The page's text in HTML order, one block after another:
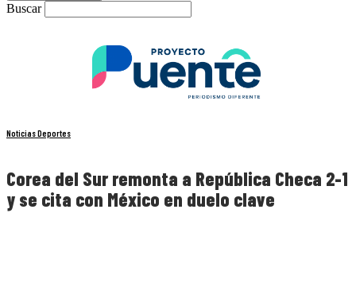
Buscar
Noticias Deportes
Corea del Sur remonta a República Checa 2-1
y se cita con México en duelo clave